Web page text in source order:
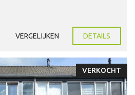
VERGELIJKEN DETAILS
VERKOCHT